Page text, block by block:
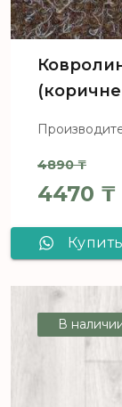
4890₸
4470 ₸
В